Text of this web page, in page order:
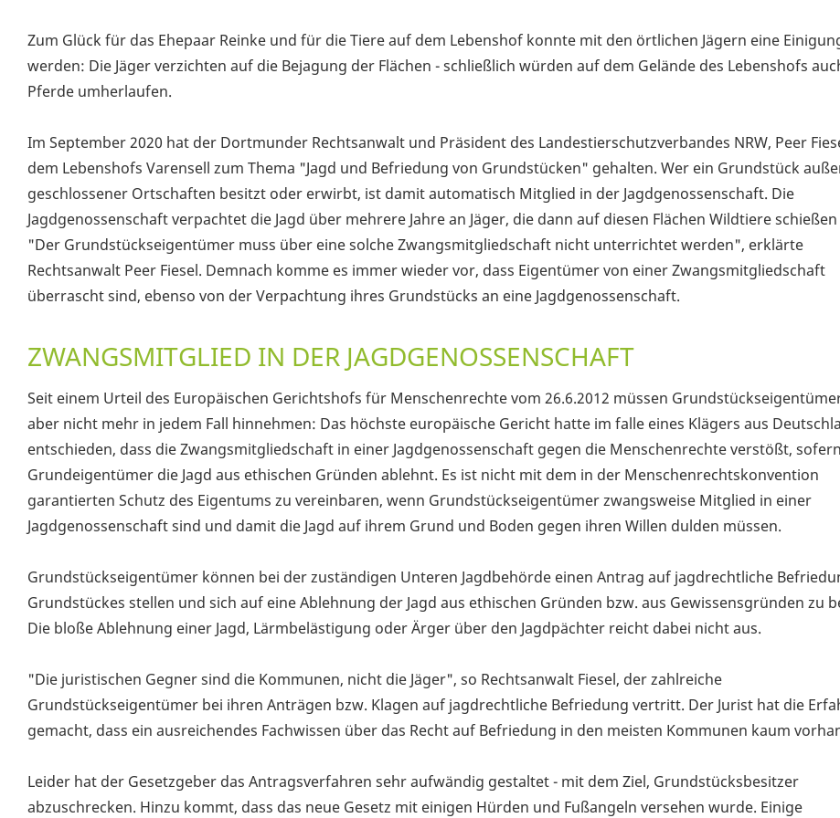
Zum Glück für das Ehepaar Reinke und für die Tiere auf dem Lebenshof konnte mit den örtlichen Jägern eine
werden: Die Jäger verzichten auf die Bejagung der Flächen - schließlich würden auf dem Gelände des Lebenshofs
Pferde umherlaufen.
Im September 2020 hat der Dortmunder Rechtsanwalt und Präsident des Landestierschutzverbandes NRW, Peer
dem Lebenshofs Varensell zum Thema "Jagd und Befriedung von Grundstücken" gehalten. Wer ein Grundstück
geschlossener Ortschaften besitzt oder erwirbt, ist damit automatisch Mitglied in der Jagdgenossenschaft. Die
Jagdgenossenschaft verpachtet die Jagd über mehrere Jahre an Jäger, die dann auf diesen Flächen Wildtiere
"Der Grundstückseigentümer muss über eine solche Zwangsmitgliedschaft nicht unterrichtet werden", erklärte
Rechtsanwalt Peer Fiesel. Demnach komme es immer wieder vor, dass Eigentümer von einer Zwangsmitgliedschaft
überrascht sind, ebenso von der Verpachtung ihres Grundstücks an eine Jagdgenossenschaft.
ZWANGSMITGLIED IN DER JAGDGENOSSENSCHAFT
Seit einem Urteil des Europäischen Gerichtshofs für Menschenrechte vom 26.6.2012 müssen
aber nicht mehr in jedem Fall hinnehmen: Das höchste europäische Gericht hatte im falle eines Klägers aus
entschieden, dass die Zwangsmitgliedschaft in einer Jagdgenossenschaft gegen die Menschenrechte verstößt,
Grundeigentümer die Jagd aus ethischen Gründen ablehnt. Es ist nicht mit dem in der Menschenrechtskonvention
garantierten Schutz des Eigentums zu vereinbaren, wenn Grundstückseigentümer zwangsweise Mitglied in einer
Jagdgenossenschaft sind und damit die Jagd auf ihrem Grund und Boden gegen ihren Willen dulden müssen.
Grundstückseigentümer können bei der zuständigen Unteren Jagdbehörde einen Antrag auf jagdrechtliche
Grundstückes stellen und sich auf eine Ablehnung der Jagd aus ethischen Gründen bzw. aus Gewissensgründen zu
Die bloße Ablehnung einer Jagd, Lärmbelästigung oder Ärger über den Jagdpächter reicht dabei nicht aus.
"Die juristischen Gegner sind die Kommunen, nicht die Jäger", so Rechtsanwalt Fiesel, der zahlreiche
Grundstückseigentümer bei ihren Anträgen bzw. Klagen auf jagdrechtliche Befriedung vertritt. Der Jurist hat die
gemacht, dass ein ausreichendes Fachwissen über das Recht auf Befriedung in den meisten Kommunen kaum
Leider hat der Gesetzgeber das Antragsverfahren sehr aufwändig gestaltet - mit dem Ziel, Grundstücksbesitzer
abzuschrecken. Hinzu kommt, dass das neue Gesetz mit einigen Hürden und Fußangeln versehen wurde. Einige